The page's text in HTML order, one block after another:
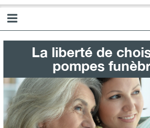
La liberté de
pompes